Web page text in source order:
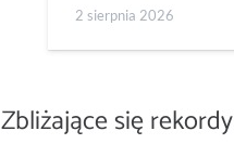
2 sierpnia 2026
Zbliżające się rekordy